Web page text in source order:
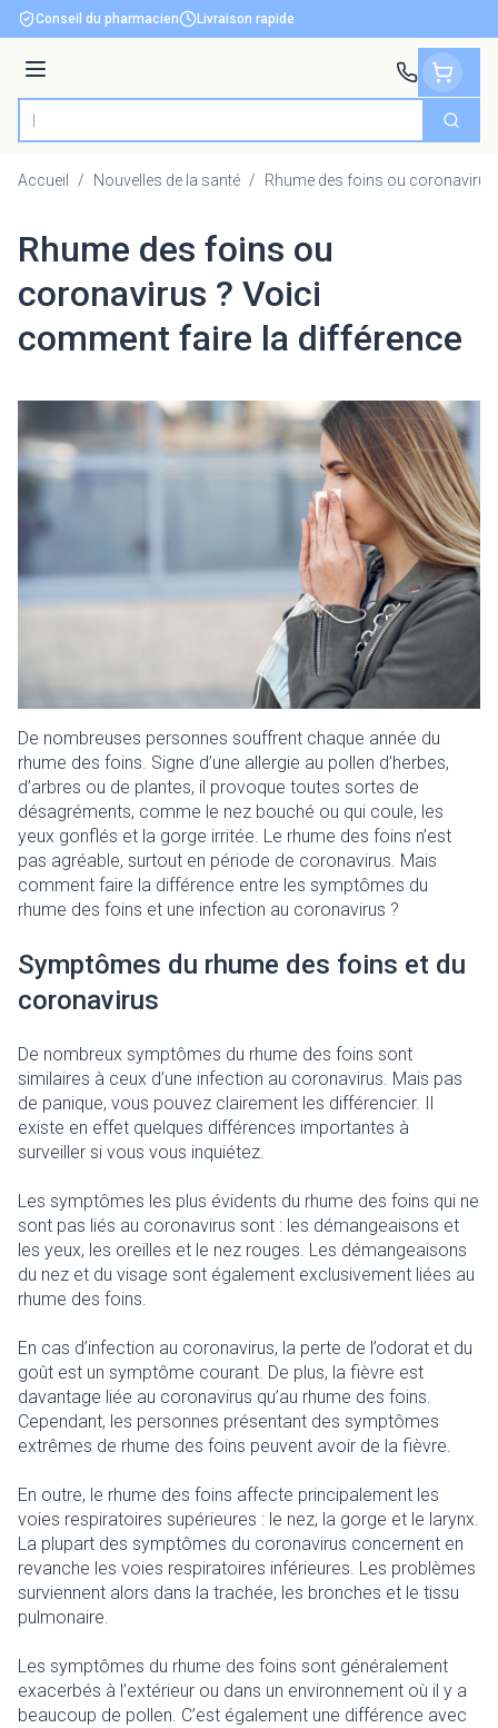
Aller au contenu
Conseil du pharmacien Livraison rapide
Menu
Rechercher
Accueil / Nouvelles de la santé / Rhume des foins ou
Rhume des foins ou
coronavirus ? Voici
comment faire la différence
De nombreuses personnes souffrent chaque année du
rhume des foins. Signe d’une allergie au pollen d’herbes,
d’arbres ou de plantes, il provoque toutes sortes de
désagréments, comme le nez bouché ou qui coule, les
yeux gonflés et la gorge irritée. Le rhume des foins n’est
pas agréable, surtout en période de coronavirus. Mais
comment faire la différence entre les symptômes du
rhume des foins et une infection au coronavirus ?
Symptômes du rhume des foins et du
coronavirus
De nombreux symptômes du rhume des foins sont
similaires à ceux d’une infection au coronavirus. Mais pas
de panique, vous pouvez clairement les différencier. Il
existe en effet quelques différences importantes à
surveiller si vous vous inquiétez.
Les symptômes les plus évidents du rhume des foins qui ne
sont pas liés au coronavirus sont : les démangeaisons et
les yeux, les oreilles et le nez rouges. Les démangeaisons
du nez et du visage sont également exclusivement liées au
rhume des foins.
En cas d’infection au coronavirus, la perte de l’odorat et du
goût est un symptôme courant. De plus, la fièvre est
davantage liée au coronavirus qu’au rhume des foins.
Cependant, les personnes présentant des symptômes
extrêmes de rhume des foins peuvent avoir de la fièvre.
En outre, le rhume des foins affecte principalement les
voies respiratoires supérieures : le nez, la gorge et le larynx.
La plupart des symptômes du coronavirus concernent en
revanche les voies respiratoires inférieures. Les problèmes
surviennent alors dans la trachée, les bronches et le tissu
pulmonaire.
Les symptômes du rhume des foins sont généralement
exacerbés à l’extérieur ou dans un environnement où il y a
beaucoup de pollen. C’est également une différence avec